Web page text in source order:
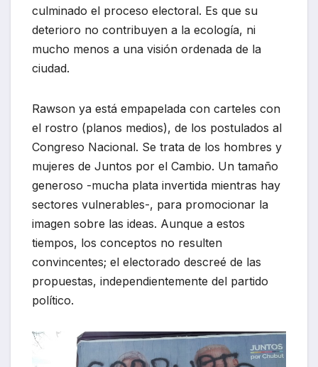
culminado el proceso electoral. Es que su
deterioro no contribuyen a la ecología, ni
mucho menos a una visión ordenada de la
ciudad.
Rawson ya está empapelada con carteles con
el rostro (planos medios), de los postulados al
Congreso Nacional. Se trata de los hombres y
mujeres de Juntos por el Cambio. Un tamaño
generoso -mucha plata invertida mientras hay
sectores vulnerables-, para promocionar la
imagen sobre las ideas. Aunque a estos
tiempos, los conceptos no resulten
convincentes; el electorado descreé de las
propuestas, independientemente del partido
político.